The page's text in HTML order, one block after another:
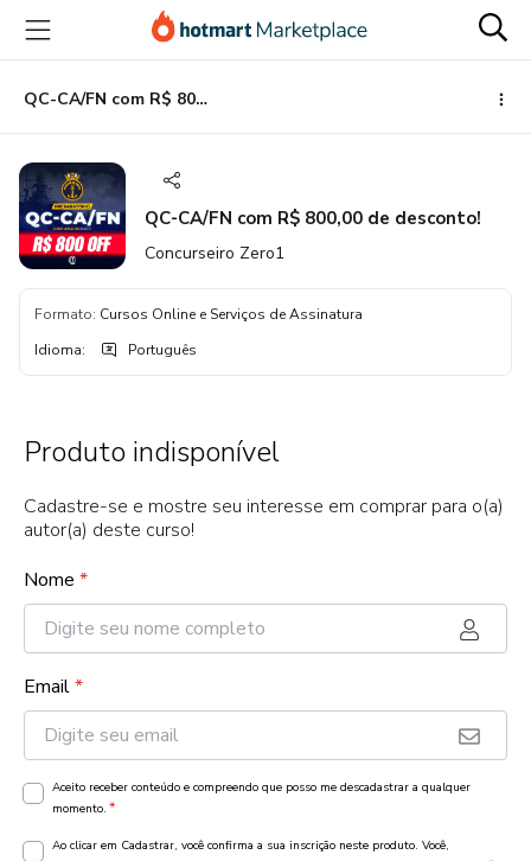
para
conteúdo
principal
para
pagamento
para
rodapé
QC-CA/FN com R$ 800,00 de desconto!
QC-CA/FN com R$ 800,00 de desconto!
Concurseiro Zero1
Formato: Cursos Online e Serviços de Assinatura
Idioma: Português
Produto indisponível
Cadastre-se e mostre seu interesse em comprar para o(a)
autor(a) deste curso!
Nome *
Email*
Aceito receber conteúdo e compreendo que posso me descadastrar a qualquer
momento. *
Ao clicar em Cadastrar, você confirma a sua inscrição neste produto. Você,